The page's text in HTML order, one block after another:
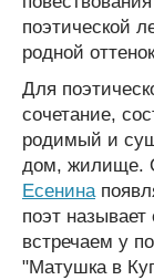
поэтической
родной
Для
сочетание,
родимый и
дом, жилище.
Есенина
поэт
встречаем у
"Матушка в